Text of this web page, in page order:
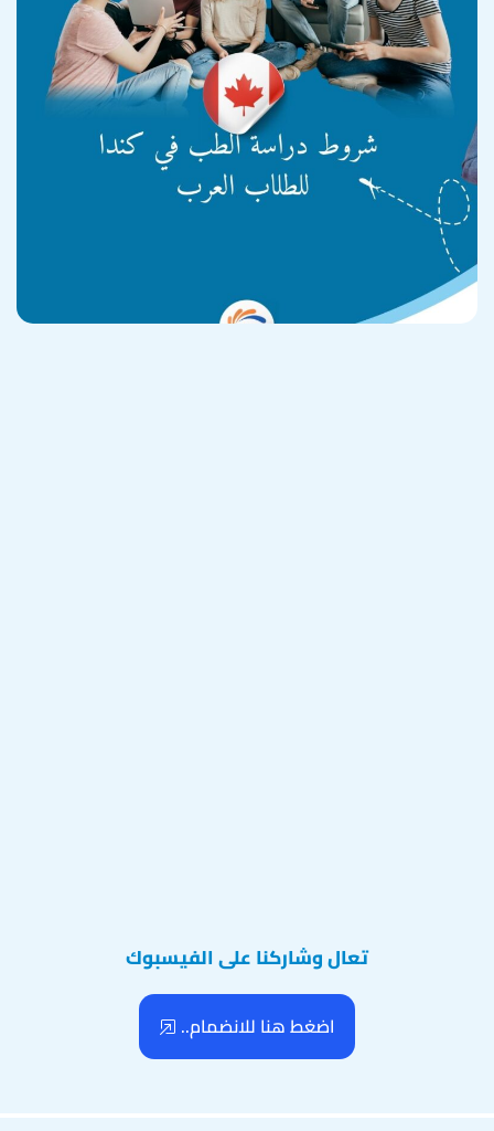
تعال وشاركنا على الفيسبوك
اضغط هنا للانضمام..